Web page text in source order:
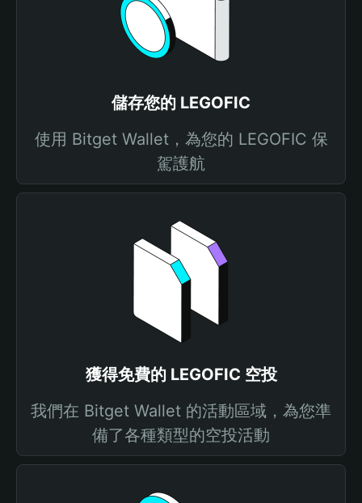
儲存您的 LEGOFIC
使用 Bitget Wallet，為您的 LEGOFIC 保
駕護航
獲得免費的 LEGOFIC 空投
我們在 Bitget Wallet 的活動區域，為您準
備了各種類型的空投活動